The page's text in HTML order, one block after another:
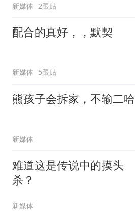
新媒体 2跟贴
配合的真好，，默契
新媒体 5跟贴
熊孩子会拆家，不输二哈
新媒体
难道这是传说中的摸头
杀？
新媒体